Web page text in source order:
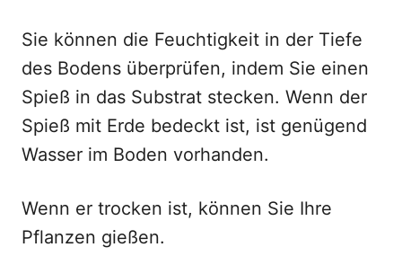
Sie können die Feuchtigkeit in der Tiefe
des Bodens überprüfen, indem Sie einen
Spieß in das Substrat stecken. Wenn der
Spieß mit Erde bedeckt ist, ist genügend
Wasser im Boden vorhanden.
Wenn er trocken ist, können Sie Ihre
Pflanzen gießen.